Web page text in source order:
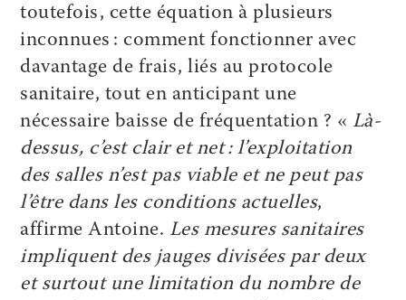
toutefois, cette équation à plusieurs
inconnues : comment fonctionner avec
davantage de frais, liés au protocole
sanitaire, tout en anticipant une
nécessaire baisse de fréquentation ? « Là-
dessus, c’est clair et net : l’exploitation
des salles n’est pas viable et ne peut pas
l’être dans les conditions actuelles,
affirme Antoine. Les mesures sanitaires
impliquent des jauges divisées par deux
et surtout une limitation du nombre de